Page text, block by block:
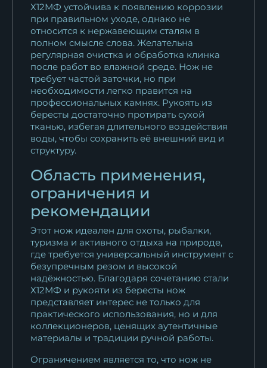
Х12МФ устойчива к появлению коррозии
при правильном уходе, однако не
относится к нержавеющим сталям в
полном смысле слова. Желательна
регулярная очистка и обработка клинка
после работ во влажной среде. Нож не
требует частой заточки, но при
необходимости легко правится на
профессиональных камнях. Рукоять из
бересты достаточно протирать сухой
тканью, избегая длительного воздействия
воды, чтобы сохранить её внешний вид и
структуру.
Область применения,
ограничения и
рекомендации
Этот нож идеален для охоты, рыбалки,
туризма и активного отдыха на природе,
где требуется универсальный инструмент с
безупречным резом и высокой
надёжностью. Благодаря сочетанию стали
Х12МФ и рукояти из бересты нож
представляет интерес не только для
практического использования, но и для
коллекционеров, ценящих аутентичные
материалы и традиции ручной работы.
Ограничением является то, что нож не